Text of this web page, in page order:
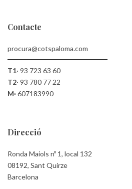
Contacte
procura@cotspaloma.com
T1· 93 723 63 60
T2· 93 780 77 22
M·607183990
Direcció
Ronda Maiols nº 1, local 132
08192, Sant Quirze
Barcelona